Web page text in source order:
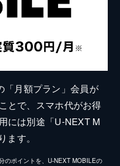
「月額プラン」会員が
とで、スマホ代がお得
には別途「U-NEXT M
す。
のポイントを、U-NEXT MOBILEの